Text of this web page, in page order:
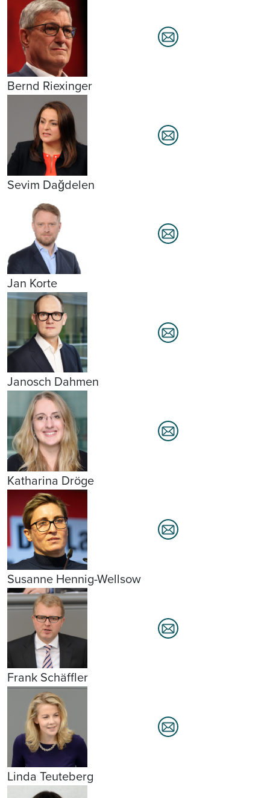
Bernd Riexinger
Sevim Dağdelen
Jan Korte
Janosch Dahmen
Katharina Dröge
Susanne Hennig-Wellsow
Frank Schäffler
Linda Teuteberg